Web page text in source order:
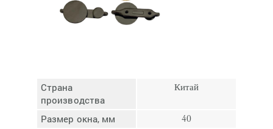
Страна
производства
Китай
Размер окна, мм 40